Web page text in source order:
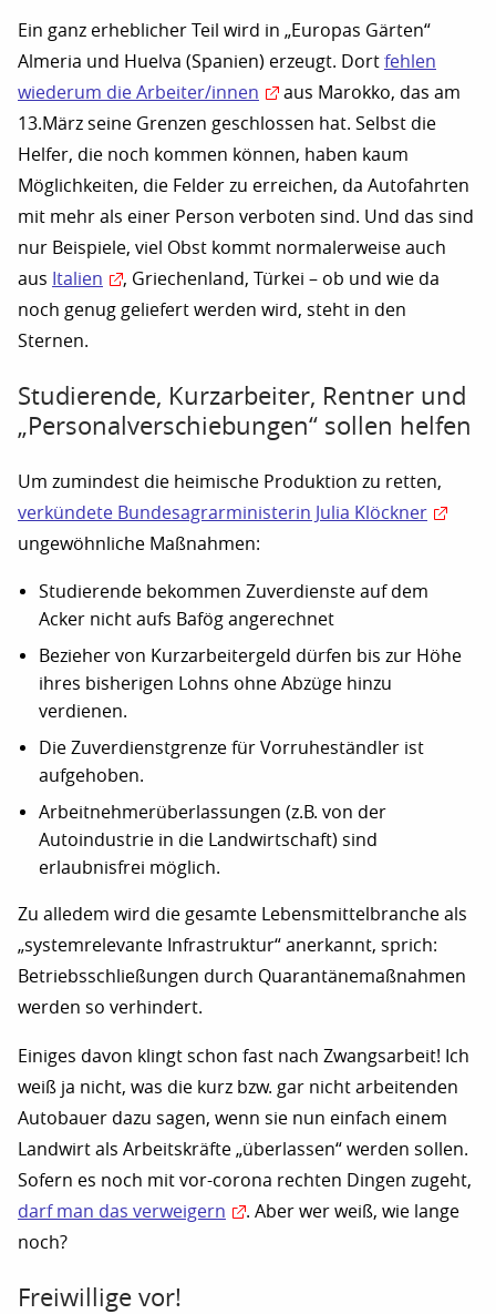
Ein ganz erheblicher Teil wird in „Europas Gärten“
Almeria und Huelva (Spanien) erzeugt. Dort fehlen
wiederum die Arbeiter/innen
aus Marokko, das am
13.März seine Grenzen geschlossen hat. Selbst die
Helfer, die noch kommen können, haben kaum
Möglichkeiten, die Felder zu erreichen, da Autofahrten
mit mehr als einer Person verboten sind. Und das sind
nur Beispiele, viel Obst kommt normalerweise auch
aus Italien
, Griechenland, Türkei – ob und wie da
noch genug geliefert werden wird, steht in den
Sternen.
Studierende, Kurzarbeiter, Rentner und
„Personalverschiebungen“ sollen helfen
Um zumindest die heimische Produktion zu retten,
verkündete Bundesagrarministerin Julia Klöckner
ungewöhnliche Maßnahmen:
Studierende bekommen Zuverdienste auf dem
Acker nicht aufs Bafög angerechnet
Bezieher von Kurzarbeitergeld dürfen bis zur Höhe
ihres bisherigen Lohns ohne Abzüge hinzu
verdienen.
Die Zuverdienstgrenze für Vorruheständler ist
aufgehoben.
Arbeitnehmerüberlassungen (z.B. von der
Autoindustrie in die Landwirtschaft) sind
erlaubnisfrei möglich.
Zu alledem wird die gesamte Lebensmittelbranche als
„systemrelevante Infrastruktur“ anerkannt, sprich:
Betriebsschließungen durch Quarantänemaßnahmen
werden so verhindert.
Einiges davon klingt schon fast nach Zwangsarbeit! Ich
weiß ja nicht, was die kurz bzw. gar nicht arbeitenden
Autobauer dazu sagen, wenn sie nun einfach einem
Landwirt als Arbeitskräfte „überlassen“ werden sollen.
Sofern es noch mit vor-corona rechten Dingen zugeht,
darf man das verweigern
. Aber wer weiß, wie lange
noch?
Freiwillige vor!